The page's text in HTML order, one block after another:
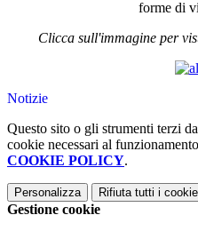
forme di
Clicca sull'immagine per
Notizie
Questo sito o gli strumenti terzi
cookie necessari al
COOKIE POLICY.
Personalizza Rifiuta tutti i
Gestione cookie